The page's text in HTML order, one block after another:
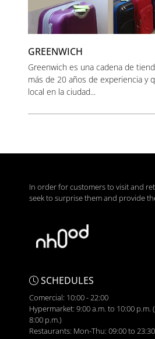
GREENWICH
Greenwich es una cadena de
más de 20 años de experiencia y
local en la ciudad...
In order for customers to visit and
seek to surprise them and provide
SCHEDULES
Comercial: 10:00 - 22:00
Hypermarket: 9:00 a.m. to 10:00 p.m.
8:00 p.m.)
Restaurants: Mon-Thu: 09:00 to